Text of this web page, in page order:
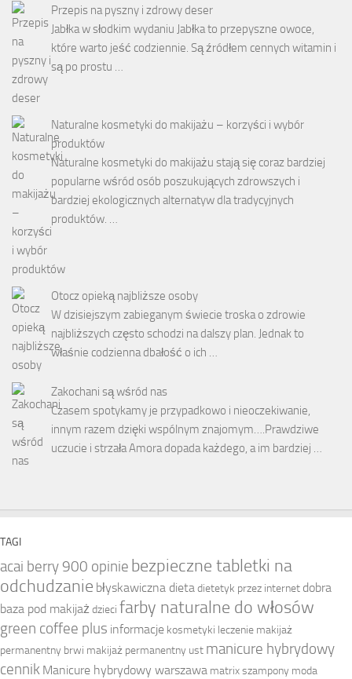
Przepis na pyszny i zdrowy deser
Jabłka w słodkim wydaniu Jabłka to przepyszne owoce,
które warto jeść codziennie. Są źródłem cennych witamin i
są po prostu …
Naturalne kosmetyki do makijażu – korzyści i wybór
produktów
Naturalne kosmetyki do makijażu stają się coraz bardziej
popularne wśród osób poszukujących zdrowszych i
bardziej ekologicznych alternatyw dla tradycyjnych
produktów. …
Otocz opieką najbliższe osoby
W dzisiejszym zabieganym świecie troska o zdrowie
najbliższych często schodzi na dalszy plan. Jednak to
właśnie codzienna dbałość o ich …
Zakochani są wśród nas
Czasem spotykamy je przypadkowo i nieoczekiwanie,
innym razem dzięki wspólnym znajomym….Prawdziwe
uczucie i strzała Amora dopada każdego, a im bardziej …
TAGI
acai berry 900 opinie bezpieczne tabletki na
odchudzanie błyskawiczna dietadietetyk przez internet dobra
baza pod makijażdzieci farby naturalne do włosów
green coffee plus informacje kosmetyki leczenie makijaż
permanentny brwi makijaż permanentny ust manicure hybrydowy
cennik Manicure hybrydowy warszawa matrix szampony moda